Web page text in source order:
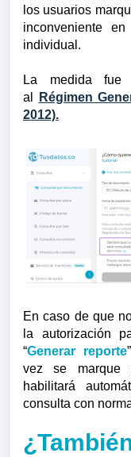
los usuarios
inconveniente
individual.
La medida fue
al
Régimen
2012).
En caso de que
la autorización
“Generar reporte
vez se marque
habilitará
consulta con